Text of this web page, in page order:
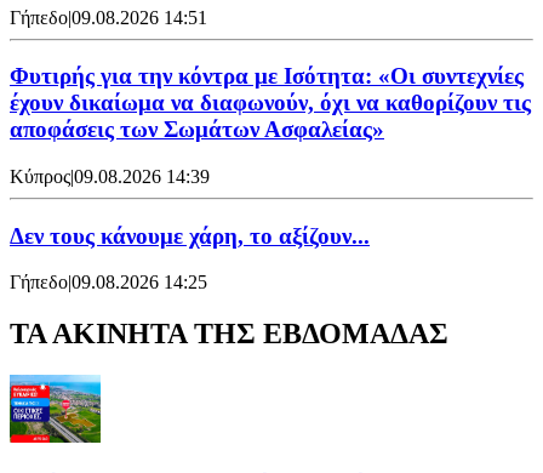
Γήπεδο|09.08.2026 14:51
Φυτιρής για την κόντρα με Ισότητα: «Οι συντεχνίες
έχουν δικαίωμα να διαφωνούν, όχι να καθορίζουν τις
αποφάσεις των Σωμάτων Ασφαλείας»
Κύπρος|09.08.2026 14:39
Δεν τους κάνουμε χάρη, το αξίζουν...
Γήπεδο|09.08.2026 14:25
ΤΑ ΑΚΙΝΗΤΑ ΤΗΣ ΕΒΔΟΜΑΔΑΣ